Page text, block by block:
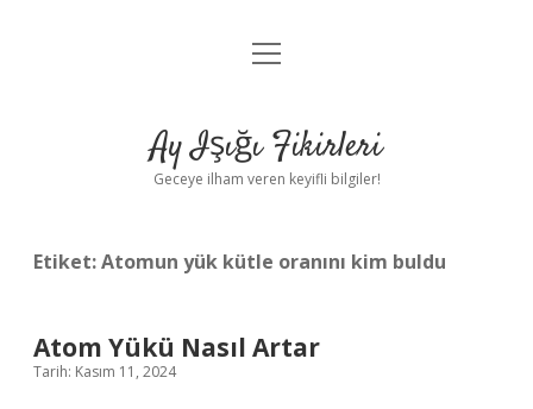
Anasayfa
Yasal Uyarı
menüyü
Ay Işığı Fikirleri
Geceye ilham veren keyifli bilgiler!
Etiket:Atomun yük kütle oranını kim buldu
Atom Yükü Nasıl Artar
Tarih: Kasım 11, 2024